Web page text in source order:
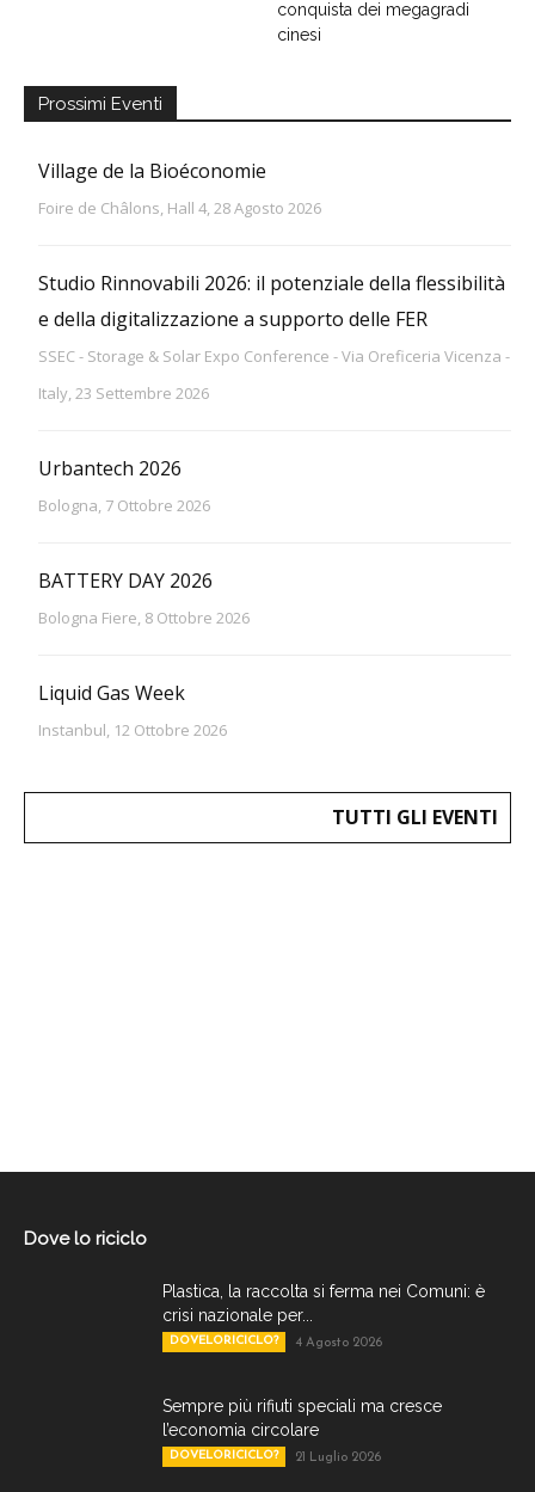
conquista dei megagradi
cinesi
Prossimi Eventi
Village de la Bioéconomie
Foire de Châlons, Hall 4, 28 Agosto 2026
Studio Rinnovabili 2026: il potenziale della flessibilità
e della digitalizzazione a supporto delle FER
SSEC - Storage & Solar Expo Conference - Via Oreficeria Vicenza -
Italy, 23 Settembre 2026
Urbantech 2026
Bologna, 7 Ottobre 2026
BATTERY DAY 2026
Bologna Fiere, 8 Ottobre 2026
Liquid Gas Week
Instanbul, 12 Ottobre 2026
TUTTI GLI EVENTI
Dove lo riciclo
Plastica, la raccolta si ferma nei Comuni: è
crisi nazionale per...
DOVELORICICLO? 4 Agosto 2026
Sempre più rifiuti speciali ma cresce
l’economia circolare
DOVELORICICLO? 21 Luglio 2026